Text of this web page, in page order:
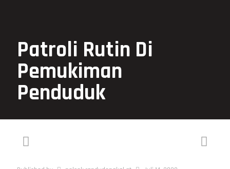
Patroli Rutin Di
Pemukiman
Penduduk